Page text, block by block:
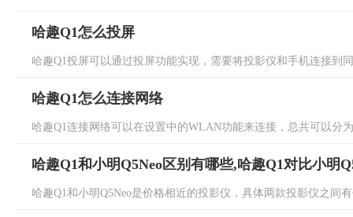
哈趣Q1怎么投屏
哈趣Q1投屏可以通过投屏功能实现，需要将投影仪和手机连接到
哈趣Q1怎么连接网络
哈趣Q1连接网络可以在设置中的WLAN功能来连接，总共可以分
哈趣Q1和小明Q5Neo区别有哪些,哈趣Q1对比小明
哈趣Q1和小明Q5Neo是价格相近的投影仪，具体两款投影仪之间